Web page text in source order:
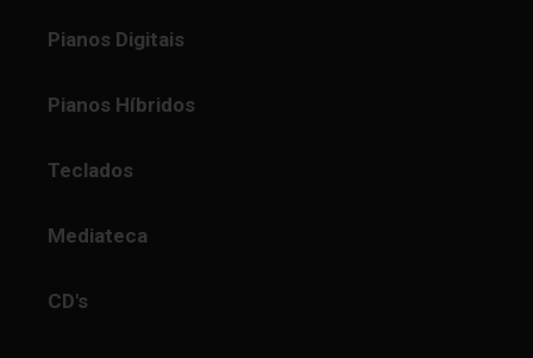
Pianos Digitais
Pianos Híbridos
Teclados
Mediateca
CD's